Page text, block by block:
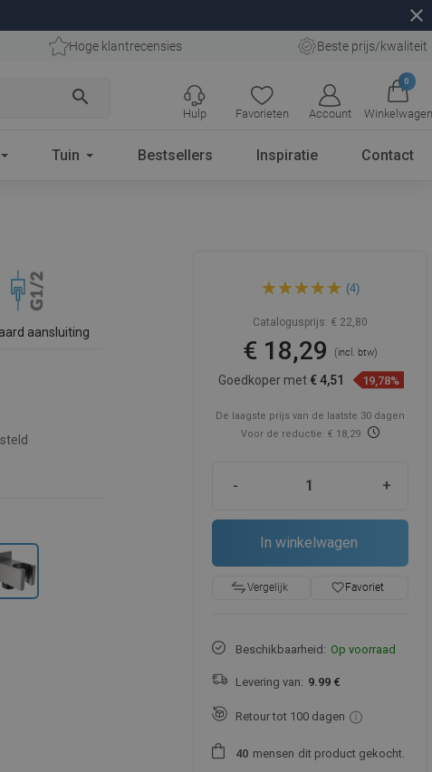
close
Hoge klantrecensies Beste prijs/kwaliteit
search
Favorieten Account
0
Winkelwagen
Hulp
Tuin Bestsellers Inspiratie Contact
aansluiting
Mexen Cube hoekverbinding,
grafiet - 79300-66
(4)
Catalogusprijs: € 22,80
€ 18,29(incl. btw)
Goedkoper met € 4,51 19,78%
De laagste prijs van de laatste 30 dagen
Voor de reductie: € 18,29
- +
In winkelwagen
Vergelijk favorite_borderFavoriet
Beschikbaarheid: Op voorraad
Levering van: 9.99 €
Retour tot 100 dagen
40 mensen dit product gekocht.